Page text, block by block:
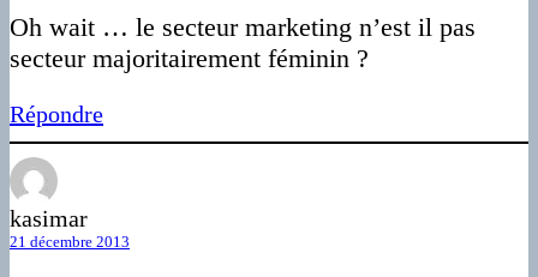
Oh wait … le secteur marketing n’est il pas
secteur majoritairement féminin ?
Répondre
kasimar
21 décembre 2013